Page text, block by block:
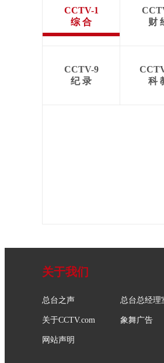
CCTV-1
综 合
财
CCTV-9
纪 录
科
关于我们
总台之声 总台总经理
关于CCTV.com 象舞广告
网站声明